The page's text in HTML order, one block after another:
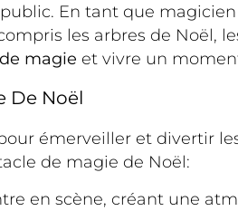
En tant que
les arbres de Noël,
magie et vivre un
De Noël
émerveiller et divertir
de magie de Noël:
en scène, créant une